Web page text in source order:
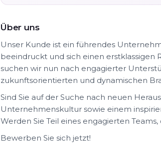
Über uns
Unser Kunde ist ein führendes
beeindruckt und sich einen
suchen wir nun nach engagierter
zukunftsorientierten und dynamischen
Sind Sie auf der Suche nach neuen
Unternehmenskultur sowie einem
Werden Sie Teil eines engagierten
Bewerben Sie sich jetzt!